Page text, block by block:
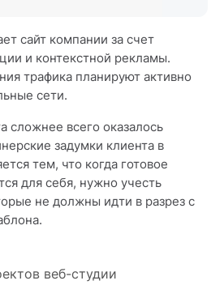
сайт компании за счет
и контекстной рекламы.
трафика планируют активно
сети.
сложнее всего оказалось
задумки клиента в
тем, что когда готовое
для себя, нужно учесть
не должны идти в разрез с
веб-студии